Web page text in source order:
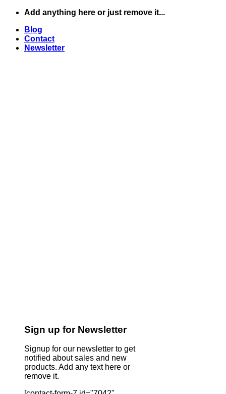
Skip
content
Add anything here or just remove it...
Blog
Contact
Newsletter
Sign up for Newsletter
Signup for our newsletter to get
notified about sales and new
products. Add any text here or
remove it.